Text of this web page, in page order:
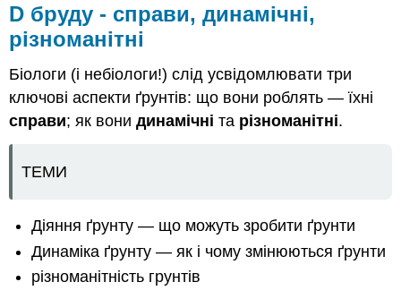
D бруду - справи, динамічні,
різноманітні
Біологи (і небіологи!) слід усвідомлювати три
ключові аспекти ґрунтів: що вони роблять — їхні
справи; як вонидинамічні та різноманітні.
ТЕМИ
Діяння ґрунту — що можуть зробити ґрунти
Динаміка ґрунту — як і чому змінюються ґрунти
різноманітність грунтів